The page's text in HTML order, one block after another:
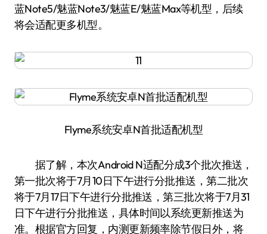
蓝Note5/魅蓝Note3/魅蓝E/魅蓝Max等机型，后续
将会适配更多机型。
Flyme系统安卓N首批适配机型
据了解，本次Android N适配分成3个批次推送，
第一批次将于7月10日下午进行分批推送，第二批次
将于7月17日下午进行分批推送，第三批次将于7月31
日下午进行分批推送，具体时间以系统更新推送为
准。根据官方回复，内测更新频率除节假日外，将